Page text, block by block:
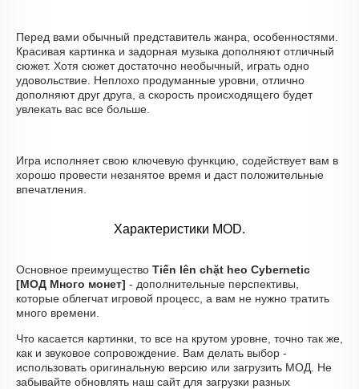
Перед вами обычный представитель жанра, особенностями.
Красивая картинка и задорная музыка дополняют отличный
сюжет. Хотя сюжет достаточно необычный, играть одно
удовольствие. Неплохо продуманные уровни, отлично
дополняют друг друга, а скорость происходящего будет
увлекать вас все больше.
Игра исполняет свою ключевую функцию, содействует вам в
хорошо провести незанятое время и даст положительные
впечатления.
Характеристики MOD.
Основное преимущество Tiến lên chặt heo Cybernetic
[МОД Много монет] - дополнительные перспективы,
которые облегчат игровой процесс, а вам не нужно тратить
много времени.
Что касается картинки, то все на крутом уровне, точно так же,
как и звуковое сопровождение. Вам делать выбор -
использовать оригинальную версию или загрузить МОД. Не
забывайте обновлять наш сайт для загрузки разных